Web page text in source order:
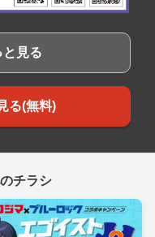
見る
る(無料)
チラシ